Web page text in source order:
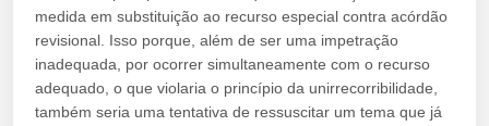
medida em substituição ao recurso especial contra acórdão
revisional. Isso porque, além de ser uma impetração
inadequada, por ocorrer simultaneamente com o recurso
adequado, o que violaria o princípio da unirrecorribilidade,
também seria uma tentativa de ressuscitar um tema que já